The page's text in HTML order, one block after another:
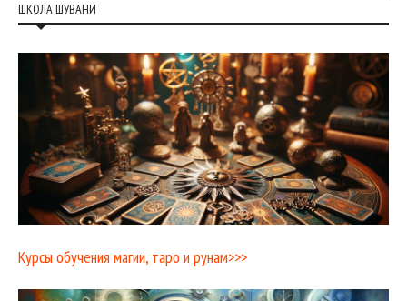
ШКОЛА ШУВАНИ
Курсы обучения магии, таро и рунам>>>